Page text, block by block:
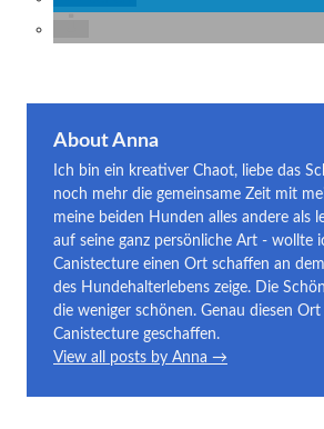
About Anna
Ich bin ein kreativer Chaot, liebe das
noch mehr die gemeinsame Zeit mit
meine beiden Hunden alles andere als
auf seine ganz persönliche Art - wollte
Canistecture einen Ort schaffen an
des Hundehalterlebens zeige. Die
die weniger schönen. Genau diesen
Canistecture geschaffen.
View all posts by Anna →